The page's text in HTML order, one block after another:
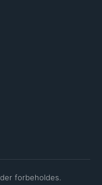
forbeholdes.